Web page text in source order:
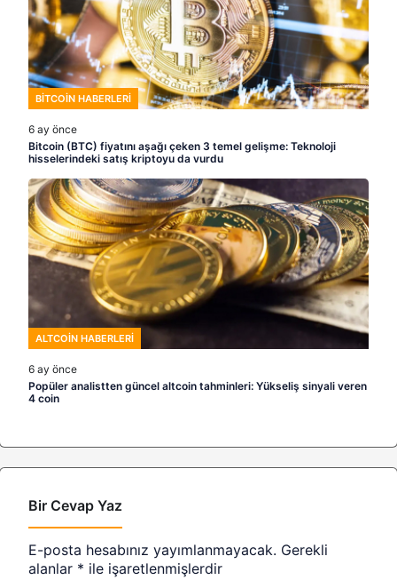
BITCOIN HABERLERI
6 ay önce
Bitcoin (BTC) fiyatını aşağı çeken 3 temel gelişme: Teknoloji
hisselerindeki satış kriptoyu da vurdu
ALTCOIN HABERLERI
6 ay önce
Popüler analistten güncel altcoin tahminleri: Yükseliş sinyali veren
4 coin
Bir Cevap Yaz
E-posta hesabınız yayımlanmayacak. Gerekli
alanlar * ile işaretlenmişlerdir